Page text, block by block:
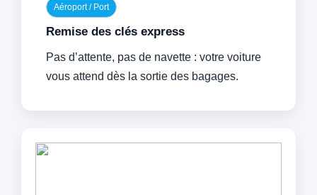
Aéroport / Port
Remise des clés express
Pas d’attente, pas de navette : votre voiture
vous attend dès la sortie des bagages.